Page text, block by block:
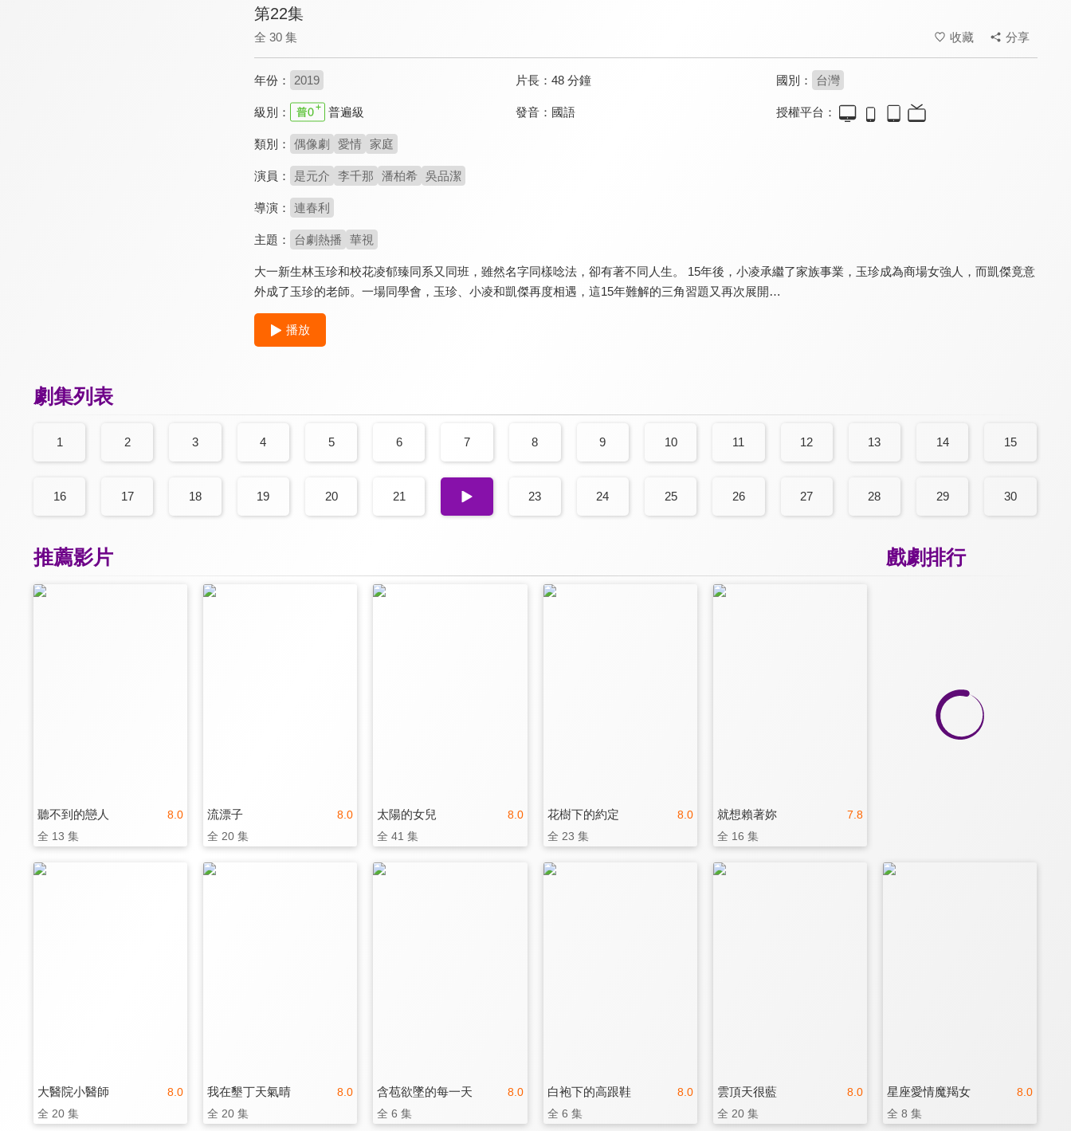
第22集
全 30 集 收藏 分享
年份： 2019 片長： 48 分鐘 國別： 台灣
級別： 普遍級 發音： 國語 授權平台：
類別： 偶像劇 愛情 家庭
演員： 是元介 李千那 潘柏希 吳品潔
導演： 連春利
主題： 台劇熱播 華視
大一新生林玉珍和校花凌郁臻同系又同班，雖然名字同樣唸法，卻有著不同人生。 15年後，小凌承繼了家族事業，玉珍成為商場女強人，而凱傑竟意
外成了玉珍的老師。一場同學會，玉珍、小凌和凱傑再度相遇，這15年難解的三角習題又再次展開…
播放
劇集列表
1 2 3 4 5 6 7 8 9 10 11 12 13 14 15
16 17 18 19 20 21 22 23 24 25 26 27 28 29 30
戲劇排行
推薦影片
8.0
聽不到的戀人
全 13 集
8.0
流漂子
全 20 集
8.0
太陽的女兒
全 41 集
8.0
花樹下的約定
全 23 集
7.8
就想賴著妳
全 16 集
8.0
大醫院小醫師
全 20 集
8.0
我在墾丁天氣晴
全 20 集
8.0
含苞欲墜的每一天
全 6 集
8.0
白袍下的高跟鞋
全 6 集
8.0
雲頂天很藍
全 20 集
8.0
星座愛情魔羯女
全 8 集